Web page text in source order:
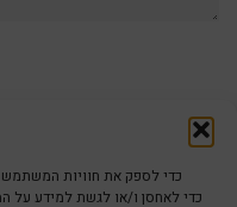
כדי לספק את חוויות המשתמש